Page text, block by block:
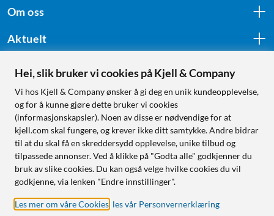
Om oss
Aktuelt
Følg oss
Handle fra:
Sverige
Norge
Hei, slik bruker vi cookies på Kjell & Company
Vi hos Kjell & Company ønsker å gi deg en unik kundeopplevelse,
og for å kunne gjøre dette bruker vi cookies
(informasjonskapsler). Noen av disse er nødvendige for at
kjell.com skal fungere, og krever ikke ditt samtykke. Andre bidrar
til at du skal få en skreddersydd opplevelse, unike tilbud og
tilpassede annonser. Ved å klikke på "Godta alle" godkjenner du
bruk av slike cookies. Du kan også velge hvilke cookies du vil
godkjenne, via lenken "Endre innstillinger".
Les mer om våre Cookies les vår Personvernerklæring